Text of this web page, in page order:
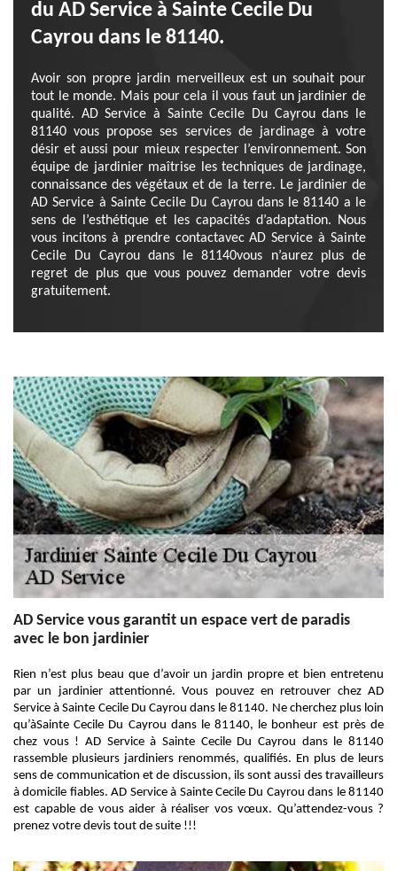
du AD Service à Sainte Cecile Du
Cayrou dans le 81140.
Avoir son propre jardin merveilleux est un souhait pour
tout le monde. Mais pour cela il vous faut un jardinier de
qualité. AD Service à Sainte Cecile Du Cayrou dans le
81140 vous propose ses services de jardinage à votre
désir et aussi pour mieux respecter l’environnement. Son
équipe de jardinier maîtrise les techniques de jardinage,
connaissance des végétaux et de la terre. Le jardinier de
AD Service à Sainte Cecile Du Cayrou dans le 81140 a le
sens de l’esthétique et les capacités d’adaptation. Nous
vous incitons à prendre contactavec AD Service à Sainte
Cecile Du Cayrou dans le 81140vous n’aurez plus de
regret de plus que vous pouvez demander votre devis
gratuitement.
AD Service vous garantit un espace vert de paradis
avec le bon jardinier
Rien n’est plus beau que d’avoir un jardin propre et bien entretenu
par un jardinier attentionné. Vous pouvez en retrouver chez AD
Service à Sainte Cecile Du Cayrou dans le 81140. Ne cherchez plus loin
qu’àSainte Cecile Du Cayrou dans le 81140, le bonheur est près de
chez vous ! AD Service à Sainte Cecile Du Cayrou dans le 81140
rassemble plusieurs jardiniers renommés, qualifiés. En plus de leurs
sens de communication et de discussion, ils sont aussi des travailleurs
à domicile fiables. AD Service à Sainte Cecile Du Cayrou dans le 81140
est capable de vous aider à réaliser vos vœux. Qu’attendez-vous ?
prenez votre devis tout de suite !!!